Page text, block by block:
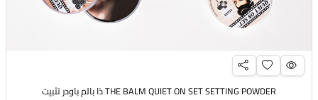
THE BALM QUIET ON SET SETTING POWDER ذا بالم باودر تثبيت